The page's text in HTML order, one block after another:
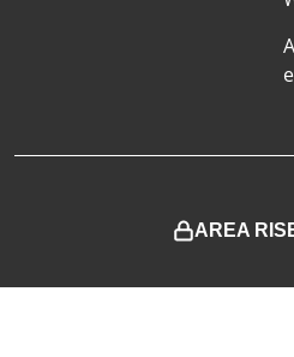
AREA